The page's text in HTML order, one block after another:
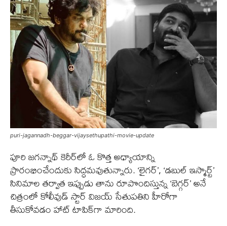
puri-jagannadh-beggar-vijaysethupathi-movie-update
పూరి జగన్నాథ్‌ కెరీర్‌లో ఓ కొత్త అధ్యాయాన్ని
ప్రారంభించేందుకు సిద్ధమవుతున్నారు. ‘లైగర్’, ‘డబుల్ ఇస్మార్ట్’
సినిమాల తర్వాత ఇప్పుడు తాను రూపొందిస్తున్న ‘బెగ్గర్’ అనే
చిత్రంలో కోలీవుడ్ స్టార్ విజయ్ సేతుపతిని హీరోగా
తీసుకోవడం హాట్ టాపిక్‌గా మారింది.